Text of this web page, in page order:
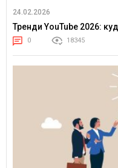
24.02.2026
Тренди YouTube 2026:
0 18345